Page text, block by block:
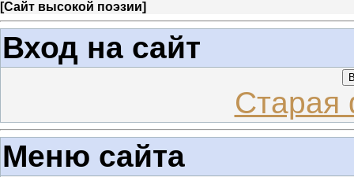
[Сайт высокой поэзии]
Вход на сайт
Старая
Меню сайта